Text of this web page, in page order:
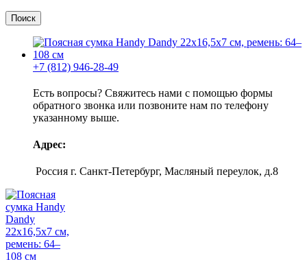
Поиск
+7 (812) 946-28-49
Есть вопросы? Свяжитесь нами с помощью формы
обратного звонка или позвоните нам по телефону
указанному выше.
Адрес:
Россия г. Санкт-Петербург, Масляный переулок, д.8